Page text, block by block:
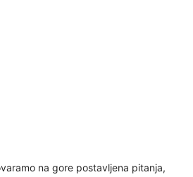
na gore postavljena pitanja,